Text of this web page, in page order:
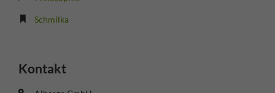
Schmilka
Kontakt